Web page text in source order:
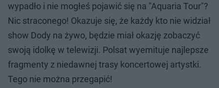
wypadło i nie mogłeś pojawić się na "Aquaria Tour"?
Nic straconego! Okazuje się, że każdy kto nie widział
show Dody na żywo, będzie miał okazję zobaczyć
swoją idolkę w telewizji. Polsat wyemituje najlepsze
fragmenty z niedawnej trasy koncertowej artystki.
Tego nie można przegapić!